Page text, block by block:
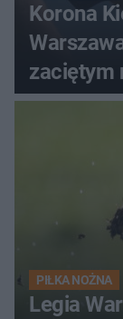
Korona
zaciętym
PIŁKA NOŻNA
Legia